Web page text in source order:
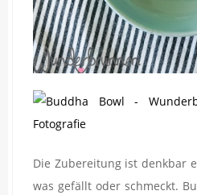
Die Zubereitung ist denkbar
was gefällt oder schmeckt.